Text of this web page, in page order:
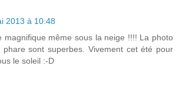
2013 à 10:48
magnifique même sous la neige !!!! La photo
sont superbes. Vivement cet été pour
le soleil :-D